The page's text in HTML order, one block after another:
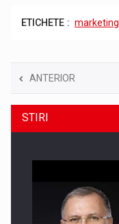
ETICHETE : marketing
ANTERIOR
STIRI